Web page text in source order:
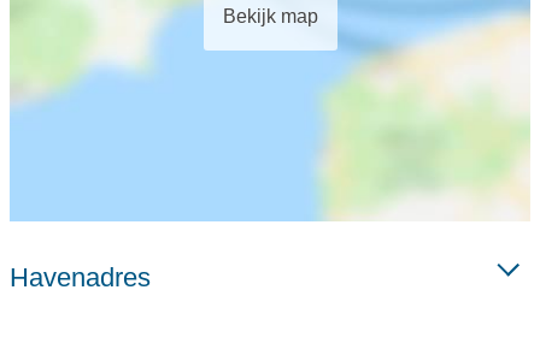
Bekijk map
Havenadres